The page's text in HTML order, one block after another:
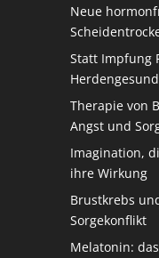
Neue
Statt Impfung
Therapie von
Angst und
Imagination,
ihre Wirkung
Brustkrebs
Sorgekonflikt
Melatonin: